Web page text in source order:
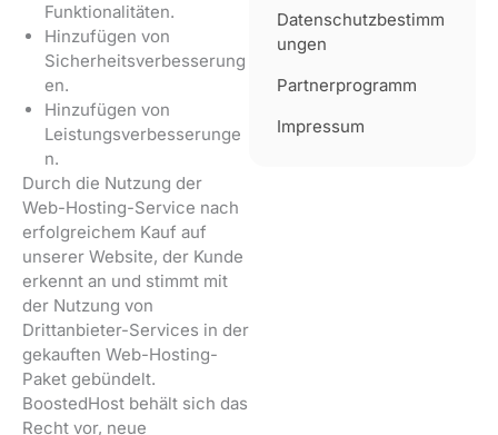
Datenschutzbestimm
ungen
Partnerprogramm
Impressum
Funktionalitäten.
Hinzufügen von
Sicherheitsverbesserung
en.
Hinzufügen von
Leistungsverbesserunge
n.
Durch die Nutzung der
Web-Hosting-Service nach
erfolgreichem Kauf auf
unserer Website, der Kunde
erkennt an und stimmt mit
der Nutzung von
Drittanbieter-Services in der
gekauften Web-Hosting-
Paket gebündelt.
BoostedHost behält sich das
Recht vor, neue